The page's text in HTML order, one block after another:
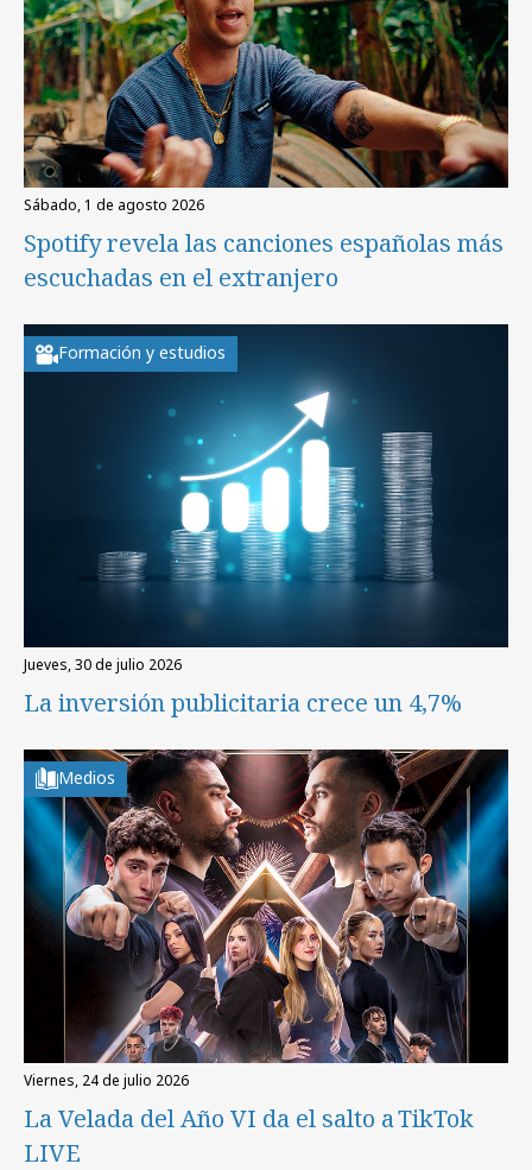
sábado, 1 de agosto 2026
Spotify revela las canciones españolas más
escuchadas en el extranjero
Formación y estudios
jueves, 30 de julio 2026
La inversión publicitaria crece un 4,7%
Medios
viernes, 24 de julio 2026
La Velada del Año VI da el salto a TikTok
LIVE